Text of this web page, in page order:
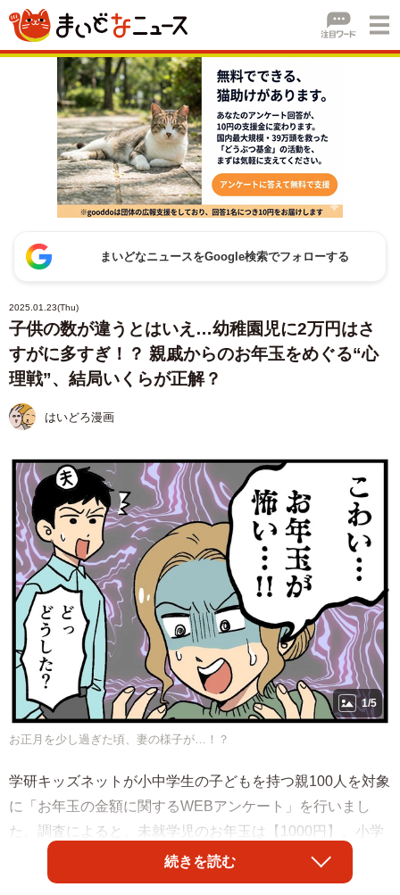
まいどなニュースをGoogle検索でフォローする
2025.01.23(Thu)
子供の数が違うとはいえ…幼稚園児に2万円はさ
すがに多すぎ！？ 親戚からのお年玉をめぐる“心
理戦”、結局いくらが正解？
はいどろ漫画
1/5
お正月を少し過ぎた頃、妻の様子が…！？
学研キッズネットが小中学生の子どもを持つ親100人を対象
に「お年玉の金額に関するWEBアンケート」を行いまし
た。調査によると、未就学児のお年玉は【1000円】、小学
生は【3000～5000円】、中学生は【5000円～1万円】あげ
るというのが一番多いそうです。
続きを読む